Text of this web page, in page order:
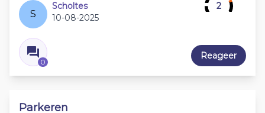
S
Scholtes
10-08-2025
0
2
Reageer
Parkeren